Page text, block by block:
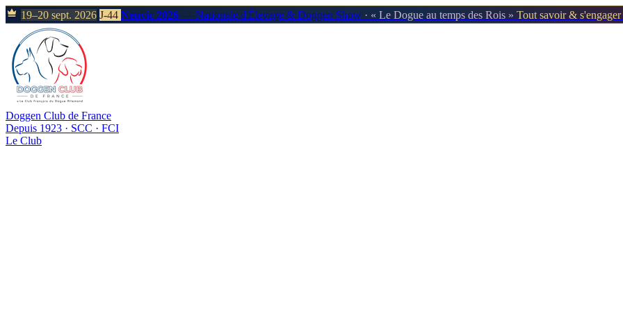
19–20 sept. 2026 J-44 Neuvic 2026 — Nationale d'Élevage & Doggen Show · « Le Dogue au temps des Rois » Tout savoir &
Doggen Club de France
Depuis 1923 · SCC · FCI
Le Club